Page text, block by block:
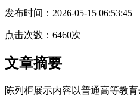
发布时间：2026-05-15 06:53:45
点击次数：6460次
文章摘要
陈列柜展示内容以普通高等教